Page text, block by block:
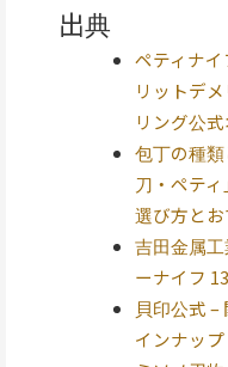
出典
ペティナ
リットデ
リング公
包丁の種
刀・ペテ
選び方と
吉田金属工
ーナイフ
貝印公式
インナップ